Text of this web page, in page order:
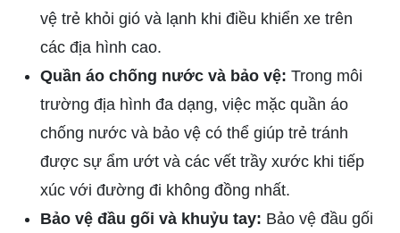
vệ trẻ khỏi gió và lạnh khi điều khiển xe trên
các địa hình cao.
Quần áo chống nước và bảo vệ: Trong môi
trường địa hình đa dạng, việc mặc quần áo
chống nước và bảo vệ có thể giúp trẻ tránh
được sự ẩm ướt và các vết trầy xước khi tiếp
xúc với đường đi không đồng nhất.
Bảo vệ đầu gối và khuỷu tay: Bảo vệ đầu gối